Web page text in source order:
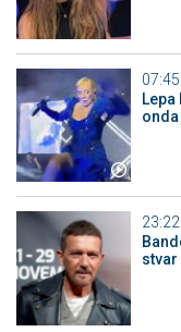
07:45
23:22